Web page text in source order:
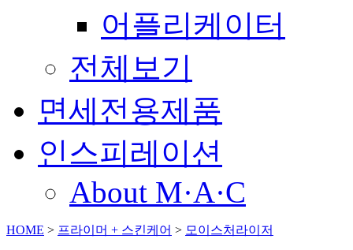
어플리케이터
전체보기
면세전용제품
인스피레이션
About M·A·C
HOME > 프라이머 + 스킨케어 > 모이스처라이저